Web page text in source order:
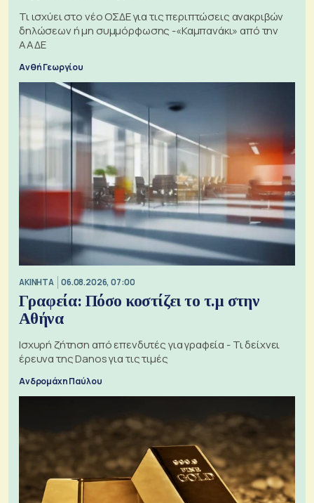
Τι ισχύει στο νέο ΟΣΔΕ για τις περιπτώσεις ανακριβών
δηλώσεων ή μη συμμόρφωσης -«Καμπανάκι» από την
ΑΑΔΕ
Ανθή Γεωργίου
ΑΚΙΝΗΤΑ 06.08.2026, 07:00
Γραφεία: Πόσο κοστίζει το τ.μ στην
Αθήνα
Ισχυρή ζήτηση από επενδυτές για γραφεία - Τι δείχνει
έρευνα της Danos για τις τιμές
Ανδρομάχη Παύλου